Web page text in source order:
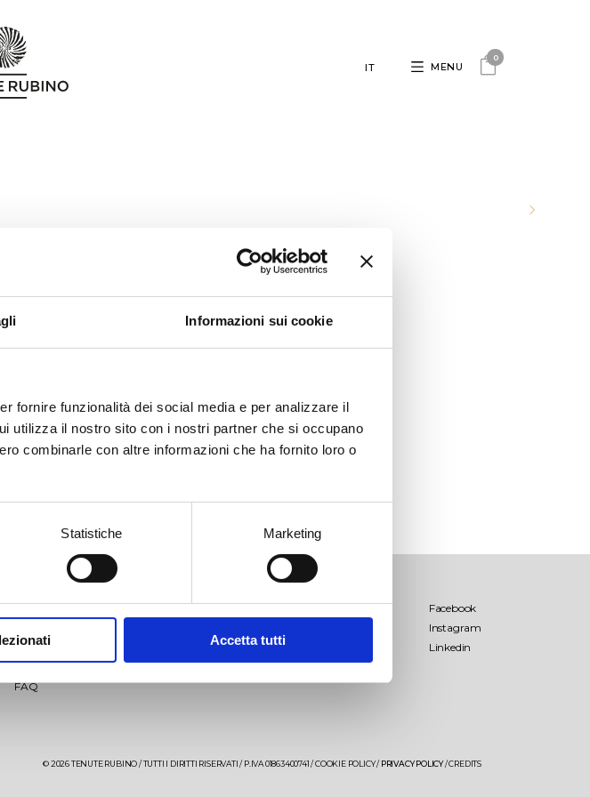
Informazioni sui cookie
fornire funzionalità dei social media e per analizzare il
utilizza il nostro sito con i nostri partner che si occupano
combinarle con altre informazioni che ha fornito loro o
Statistiche Marketing
Accetta tutti
IT MENU
0
News
Eventi
Contatti
FAQ
Termini & Condizioni
Facebook
Instagram
Linkedin
© 2026 TENUTE RUBINO / TUTTI I DIRITTI RISERVATI / P.IVA 01863400741 /COOKIE POLICY/PRIVACY POLICY/CREDITS
Punta Aquila
Sumaré 60 mesi